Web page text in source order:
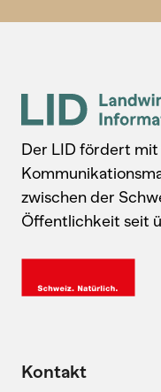
Der LID fördert
zwischen der
Öffentlichkeit seit
Kontakt